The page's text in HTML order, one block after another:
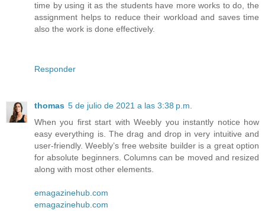
time by using it as the students have more works to do, the
assignment helps to reduce their workload and saves time
also the work is done effectively.
Responder
thomas 5 de julio de 2021 a las 3:38 p.m.
When you first start with Weebly you instantly notice how
easy everything is. The drag and drop in very intuitive and
user-friendly. Weebly’s free website builder is a great option
for absolute beginners. Columns can be moved and resized
along with most other elements.
emagazinehub.com
emagazinehub.com